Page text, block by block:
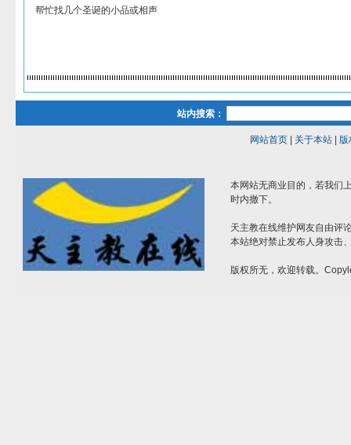
帮忙找几个圣诞的小品或相声
站内搜索：
网站首页| 关于本站| 版
本网站无商业目的，若我们
时内撤下。
天主教在线维护网友自由评
本站绝对禁止发布人身攻击
版权所无，欢迎转载。